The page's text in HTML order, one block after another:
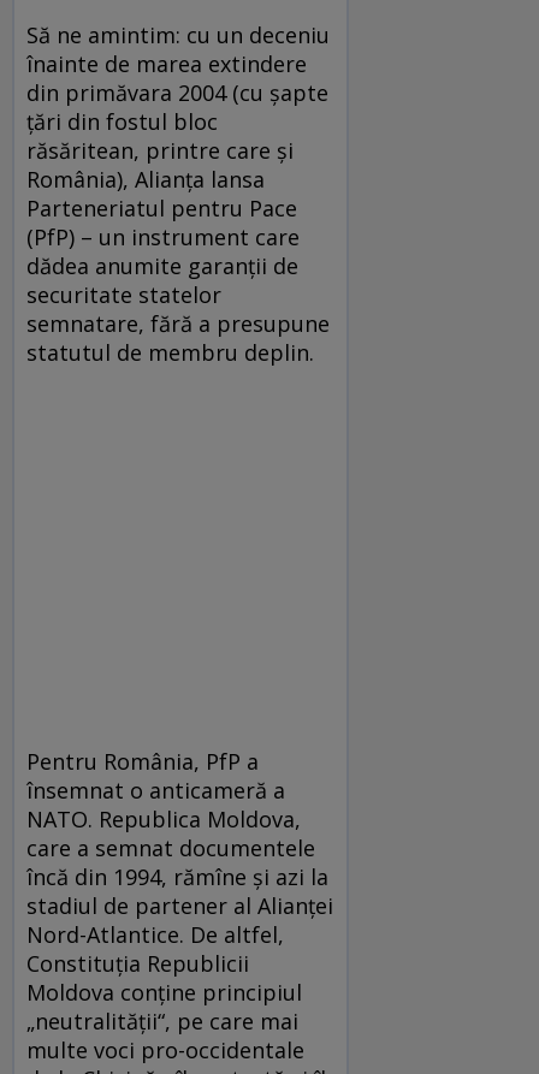
Să ne amintim: cu un deceniu
înainte de marea extindere
din primăvara 2004 (cu șapte
țări din fostul bloc
răsăritean, printre care și
România), Alianța lansa
Parteneriatul pentru Pace
(PfP) – un instrument care
dădea anumite garanții de
securitate statelor
semnatare, fără a presupune
statutul de membru deplin.
Pentru România, PfP a
însemnat o anticameră a
NATO. Republica Moldova,
care a semnat documentele
încă din 1994, rămîne și azi la
stadiul de partener al Alianței
Nord-Atlantice. De altfel,
Constituția Republicii
Moldova conține principiul
„neutralității“, pe care mai
multe voci pro-occidentale